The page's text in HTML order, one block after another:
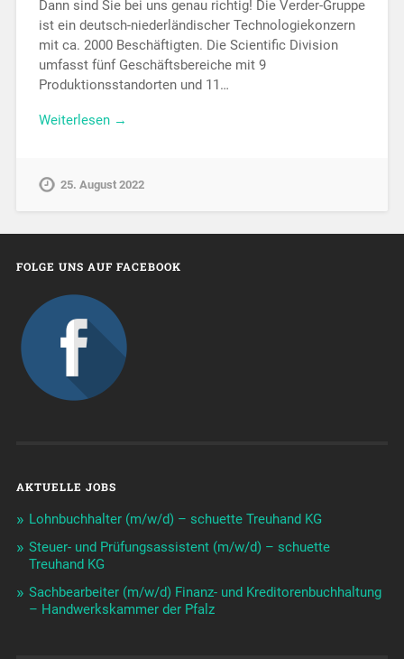
Dann sind Sie bei uns genau richtig! Die Verder-Gruppe
ist ein deutsch-niederländischer Technologiekonzern
mit ca. 2000 Beschäftigten. Die Scientific Division
umfasst fünf Geschäftsbereiche mit 9
Produktionsstandorten und 11…
Weiterlesen →
25. August 2022
FOLGE UNS AUF FACEBOOK
AKTUELLE JOBS
Lohnbuchhalter (m/w/d) – schuette Treuhand KG
Steuer- und Prüfungsassistent (m/w/d) – schuette
Treuhand KG
Sachbearbeiter (m/w/d) Finanz- und Kreditorenbuchhaltung
– Handwerkskammer der Pfalz